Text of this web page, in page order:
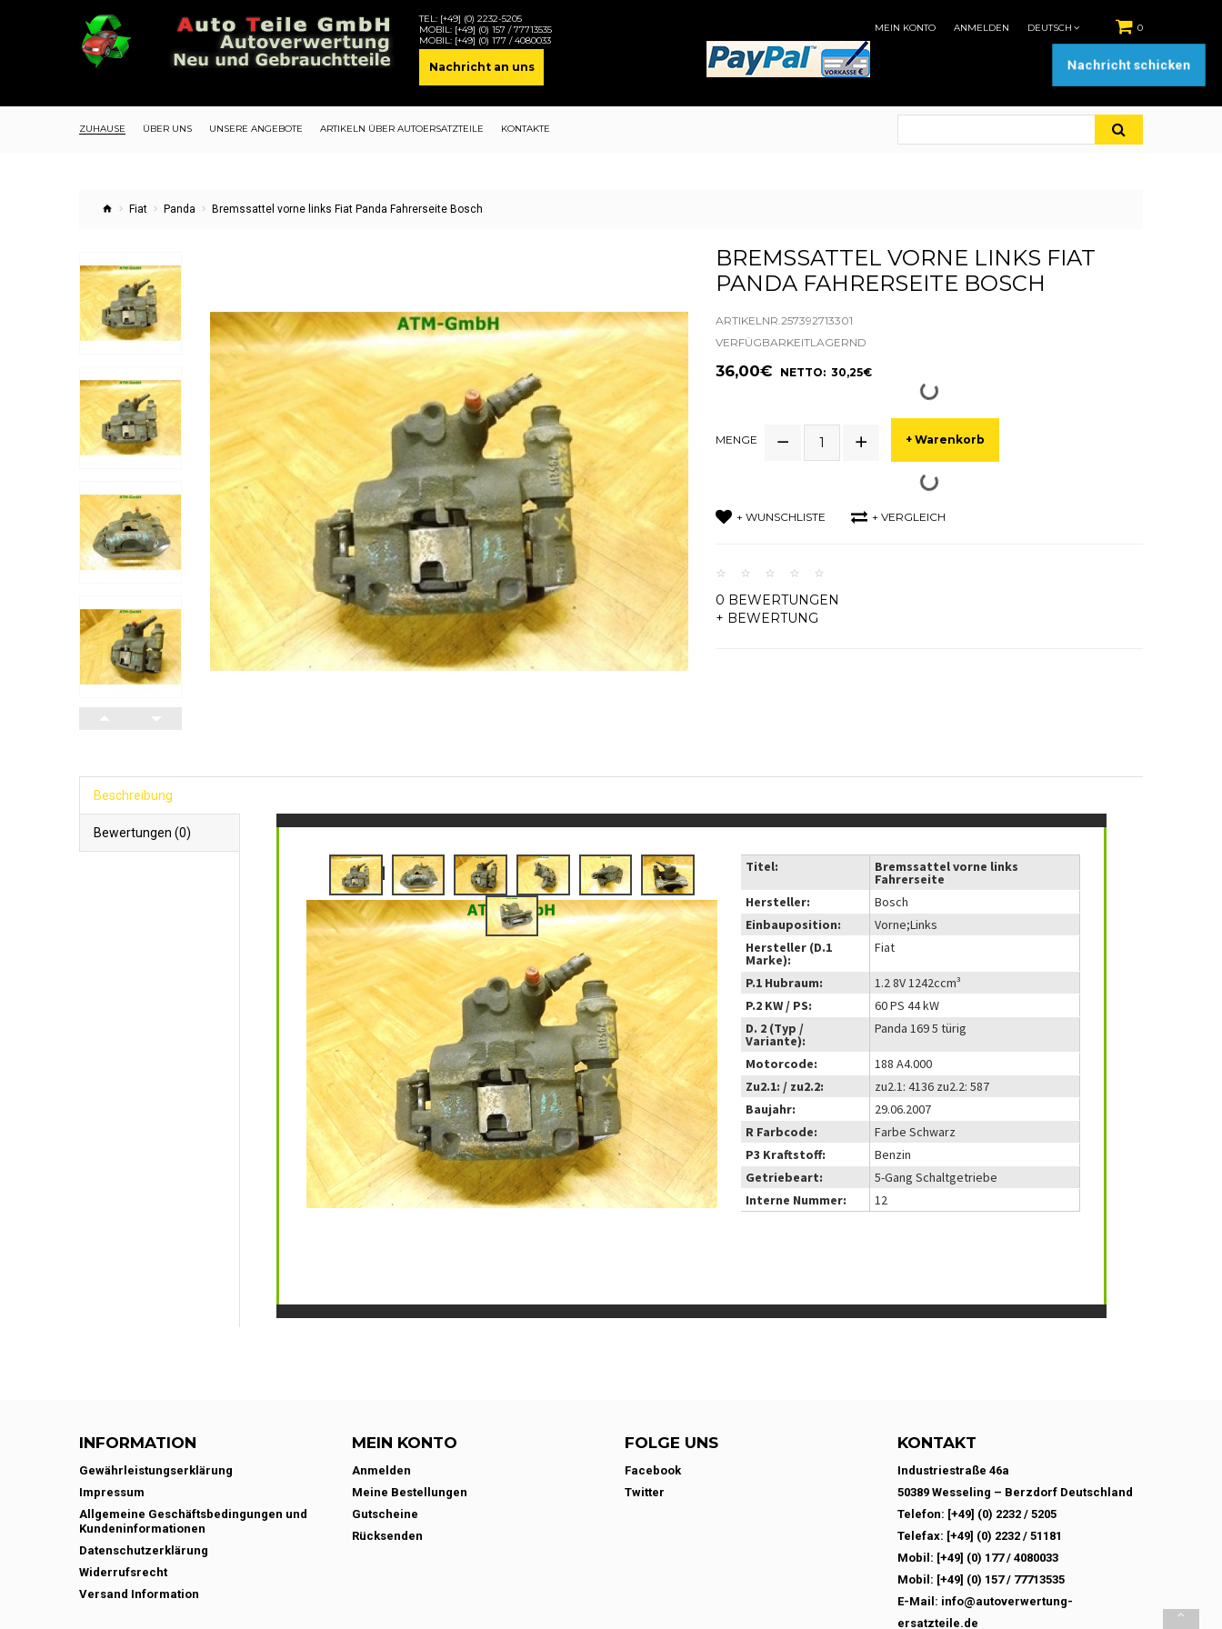
TEL: [+49] (0) 2232-5205
MOBIL: [+49] (0) 157 / 77713535
MOBIL: [+49] (0) 177 / 4080033
Nachricht an uns
0
MEIN KONTO ANMELDEN DEUTSCH
ZUHAUSE ÜBER UNS UNSERE ANGEBOTE ARTIKELN ÜBER AUTOERSATZTEILE KONTAKTE
Fiat Panda Bremssattel vorne links Fiat Panda Fahrerseite Bosch
BREMSSATTEL VORNE LINKS FIAT
PANDA FAHRERSEITE BOSCH
ARTIKELNR.257392713301
VERFÜGBARKEITLAGERND
36,00€ NETTO: 30,25€
MENGE + Warenkorb
+ WUNSCHLISTE + VERGLEICH
0 BEWERTUNGEN
+ BEWERTUNG
Beschreibung
Bewertungen (0)
Titel: Bremssattel vorne links
Fahrerseite
Hersteller:
Bosch
Einbauposition:
Vorne;Links
Hersteller (D.1
Marke):
Fiat
P.1 Hubraum:
1.2 8V 1242ccm³
P.2 KW / PS:
60 PS 44 kW
D. 2 (Typ /
Variante):
Panda 169 5 türig
Motorcode:
188 A4.000
Zu2.1: / zu2.2:
zu2.1: 4136 zu2.2: 587
Baujahr:
29.06.2007
R Farbcode:
Farbe Schwarz
P3 Kraftstoff:
Benzin
Getriebeart:
5-Gang Schaltgetriebe
Interne Nummer:
12
INFORMATION
Gewährleistungserklärung
Impressum
Allgemeine Geschäftsbedingungen und
Kundeninformationen
Datenschutzerklärung
Widerrufsrecht
Versand Information
MEIN KONTO
Anmelden
Meine Bestellungen
Gutscheine
Rücksenden
FOLGE UNS
Facebook
Twitter
KONTAKT
Industriestraße 46a
50389 Wesseling – Berzdorf Deutschland
Telefon: [+49] (0) 2232 / 5205
Telefax: [+49] (0) 2232 / 51181
Mobil: [+49] (0) 177 / 4080033
Mobil: [+49] (0) 157 / 77713535
E-Mail: info@autoverwertung-
ersatzteile.de
Nachricht schicken